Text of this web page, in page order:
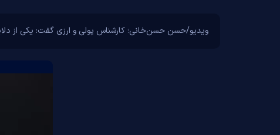
ویدیو/حسن حسن‌خانی؛ کارشناس پولی و ارزی گفت: یکی از دلایل